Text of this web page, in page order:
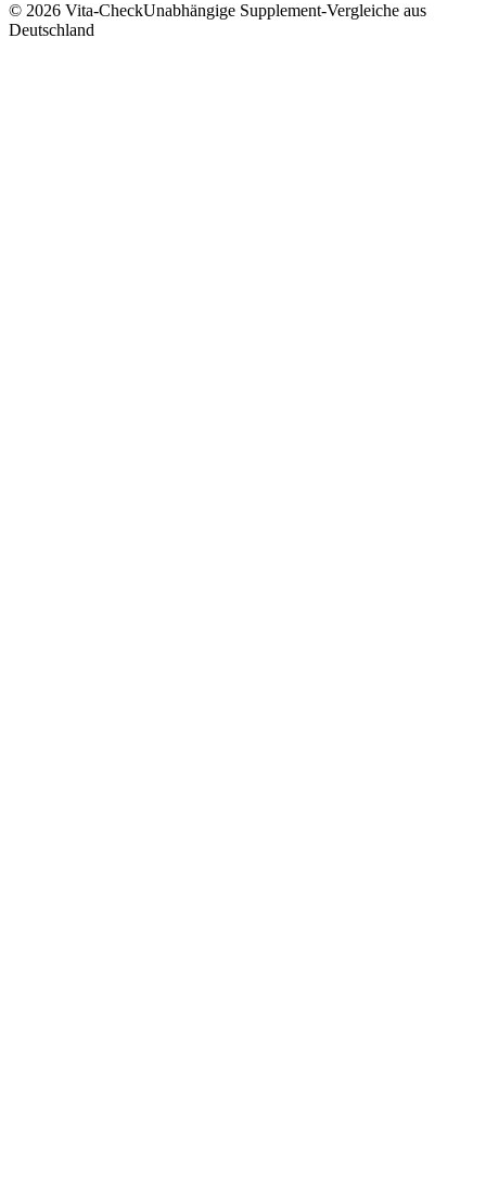
© 2026 Vita-CheckUnabhängige Supplement-Vergleiche aus
Deutschland